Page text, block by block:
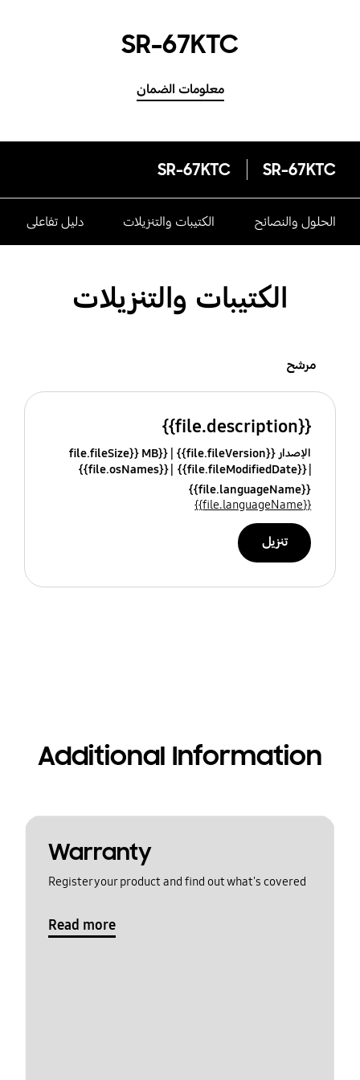
SR-67KTC
معلومات الضمان
SR-67KTC
SR-67KTC
الحلول والنصائح الكتيبات والتنزيلات دليل تفاعلى
الكتيبات والتنزيلات
مرشح
{{file.description}}
الإصدار {{file.fileVersion}}
{{file.fileSize}} MB
{{file.fileModifiedDate}}
{{file.osNames}}
{{file.languageName}}
{{file.languageName}}
تنزيل
Additional Information
Warranty
Register your product and find out what's covered
Read more